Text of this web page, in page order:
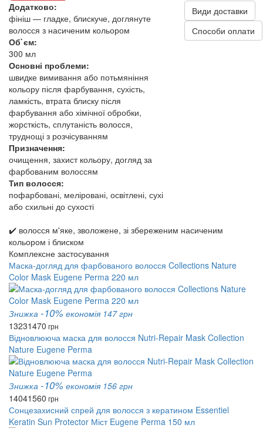
Додатково:
фініш — гладке, блискуче, доглянуте
волосся з насиченим кольором
Об`єм:
300 мл
Основні проблеми:
швидке вимивання або потьмяніння
кольору після фарбування, сухість,
ламкість, втрата блиску після
фарбування або хімічної обробки,
жорсткість, сплутаність волосся,
труднощі з розчісуванням
Призначення:
очищення, захист кольору, догляд за
фарбованим волоссям
Тип волосся:
пофарбовані, меліровані, освітлені, сухі
або схильні до сухості
Види доставки
Способи оплати
✔️ волосся м'яке, зволожене, зі збереженим насиченим
кольором і блиском
Комплексне застосування
Маска-догляд для фарбованого волосся Collections Nature
Color Mask Eugene Perma 220 мл
Знижка -10% економія 147 грн
13231470 грн
Відновлююча маска для волосся Nutri-Repair Mask Collection
Nature Eugene Perma
Знижка -10% економія 156 грн
14041560 грн
Сонцезахисний спрей для волосся з кератином Essentiel
Keratin Sun Protector Міст Eugene Perma 150 мл